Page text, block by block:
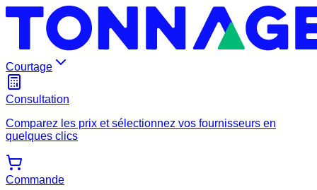
Courtage
Consultation
Comparez les prix et sélectionnez vos fournisseurs en
quelques clics
Commande